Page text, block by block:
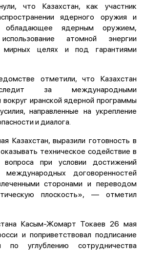
что Казахстан, как участник
ядерного оружия и
обладающее ядерным оружием,
атомной энергии
мирных целях и под гарантиями
отметили, что Казахстан
за международными
иранской ядерной программы
направленные на укрепление
и диалога.
Казахстан, выразили готовность в
техническое содействие в
при условии достижений
международных договоренностей
сторонами и переводом
плоскость», — отметил
Касым-Жомарт Токаев 26 мая
и поприветствовал подписание
углублению сотрудничества